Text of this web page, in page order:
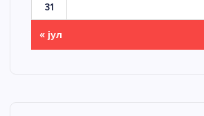
31
« јул